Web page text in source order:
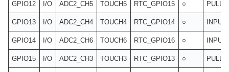
GPIO12 I/O ADC2_CH5 TOUCH5 RTC_GPIO15 ○
GPIO13 I/O ADC2_CH4 TOUCH4 RTC_GPIO14 ○ INPUT
GPIO14 I/O ADC2_CH6 TOUCH6 RTC_GPIO16 ○ INPUT
GPIO15 I/O ADC2_CH3 TOUCH3 RTC_GPIO13 ○